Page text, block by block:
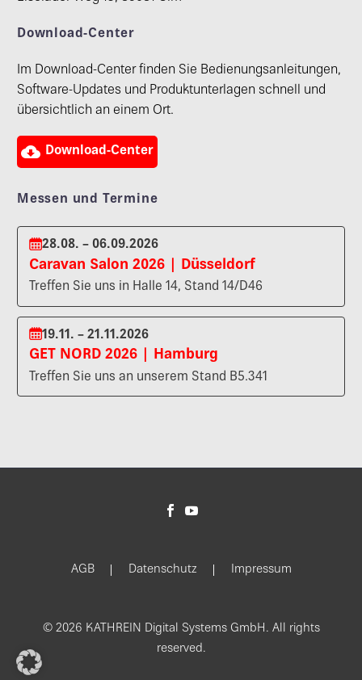
Download-Center
Im Download-Center finden Sie Bedienungsanleitungen,
Software-Updates und Produktunterlagen schnell und
übersichtlich an einem Ort.
 Download-Center
Messen und Termine
28.08. – 06.09.2026
Caravan Salon 2026 | Düsseldorf
Treffen Sie uns in Halle 14, Stand 14/D46
19.11. – 21.11.2026
GET NORD 2026 | Hamburg
Treffen Sie uns an unserem Stand B5.341
AGB Datenschutz Impressum
© 2026 KATHREIN Digital Systems GmbH. All rights
reserved.